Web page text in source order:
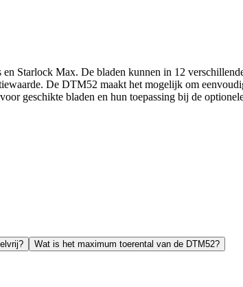
Starlock Max. De bladen kunnen in 12
De DTM52 maakt het mogelijk om
geschikte bladen en hun toepassing bij de
Wat is het maximum toerental van de DTM52?